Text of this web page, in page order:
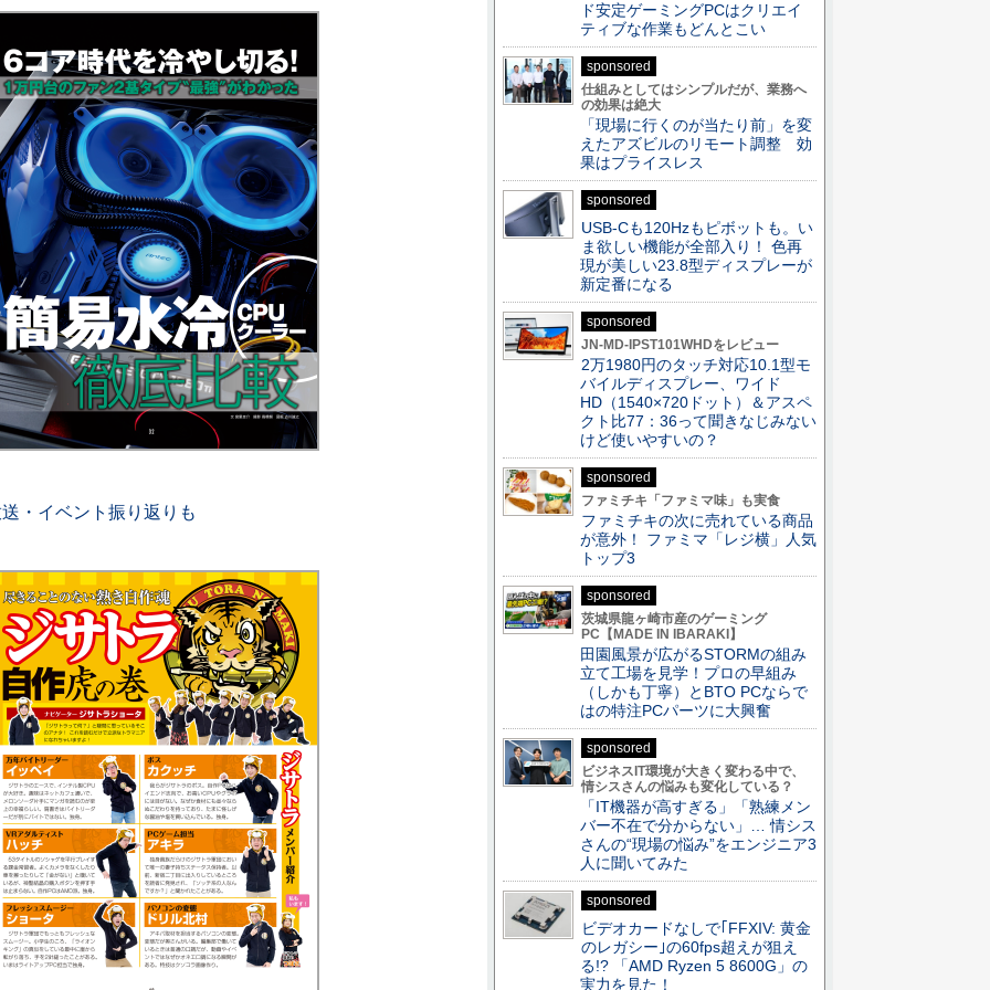
・イベント振り返りも
ド安定ゲーミングPCはクリエイ
ティブな作業もどんとこい
sponsored
仕組みとしてはシンプルだが、業務へ
の効果は絶大
「現場に行くのが当たり前」を変
えたアズビルのリモート調整 効
果はプライスレス
sponsored
USB-Cも120Hzもピボットも。い
ま欲しい機能が全部入り！ 色再
現が美しい23.8型ディスプレーが
新定番になる
sponsored
JN-MD-IPST101WHDをレビュー
2万1980円のタッチ対応10.1型モ
バイルディスプレー、ワイド
HD（1540×720ドット）＆アスペ
クト比77：36って聞きなじみない
けど使いやすいの？
sponsored
ファミチキ「ファミマ味」も実食
ファミチキの次に売れている商品
が意外！ ファミマ「レジ横」人気
トップ3
sponsored
茨城県龍ヶ崎市産のゲーミング
PC【MADE IN IBARAKI】
田園風景が広がるSTORMの組み
立て工場を見学！プロの早組み
（しかも丁寧）とBTO PCならで
はの特注PCパーツに大興奮
sponsored
ビジネスIT環境が大きく変わる中で、
情シスさんの悩みも変化している？
「IT機器が高すぎる」「熟練メン
バー不在で分からない」… 情シス
さんの“現場の悩み”をエンジニア3
人に聞いてみた
sponsored
ビデオカードなしで｢FFXIV: 黄金
のレガシー｣の60fps超えが狙え
る!? 「AMD Ryzen 5 8600G」の
実力を見た！